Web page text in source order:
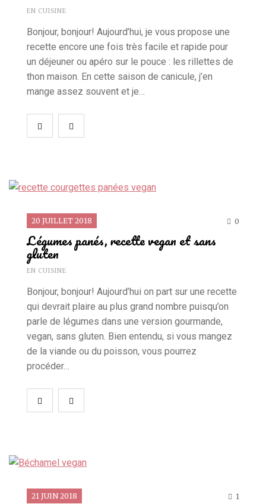
EN CUISINE
Bonjour, bonjour! Aujourd’hui, je vous propose une
recette encore une fois très facile et rapide pour
un déjeuner ou apéro sur le pouce : les rillettes de
thon maison. En cette saison de canicule, j’en
mange assez souvent et je…
20 JUILLET 2018 0
Légumes panés, recette vegan et sans
gluten
EN CUISINE
Bonjour, bonjour! Aujourd’hui on part sur une recette
qui devrait plaire au plus grand nombre puisqu’on
parle de légumes dans une version gourmande,
vegan, sans gluten. Bien entendu, si vous mangez
de la viande ou du poisson, vous pourrez
procéder…
21 JUIN 2018 1